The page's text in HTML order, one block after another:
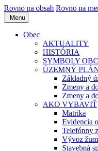
Rovno na obsah Rovno na
Menu
Obec
AKTUALITY
HISTÓRIA
SYMBOLY
ÚZEMNÝ
Základný
Zmeny a
Zmeny a
AKO VYBAVIŤ
Matrika
Evidencia
Telefónny
Vývoz
Stavebná